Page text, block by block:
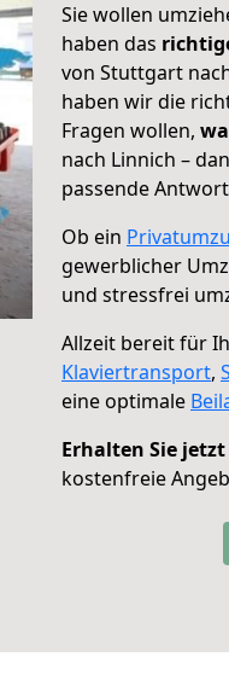
Sie wollen
haben das
von Stuttgart
haben wir die
Fragen wollen,
nach Linnich –
passende
Ob ein
gewerblicher
und stressfrei
Allzeit bereit für
Klaviertransport,
eine optimale
Erhalten Sie jetzt
kostenfreie